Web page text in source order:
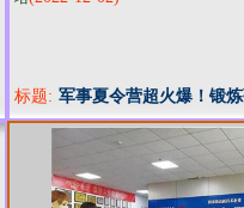
标题: 军事夏令营超火爆！锻
的好地方